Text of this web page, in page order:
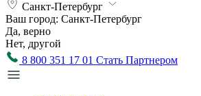
Санкт-Петербург
Ваш город: Санкт-Петербург
Да, верно
Нет, другой
8 800 351 17 01 Стать Партнером